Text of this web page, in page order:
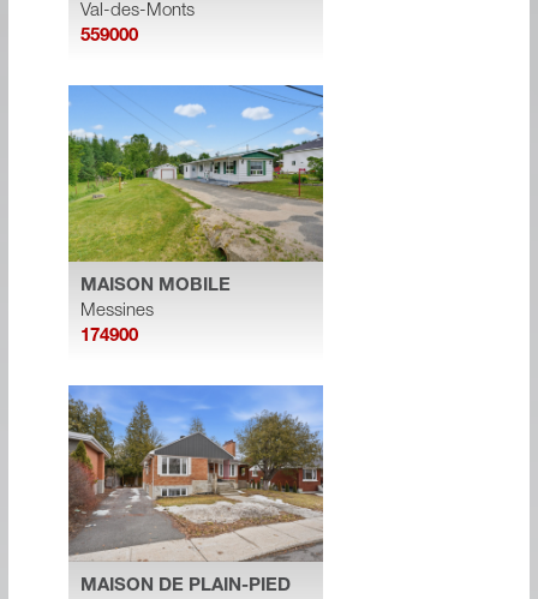
Val-des-Monts
559000
MAISON MOBILE
Messines
174900
MAISON DE PLAIN-PIED